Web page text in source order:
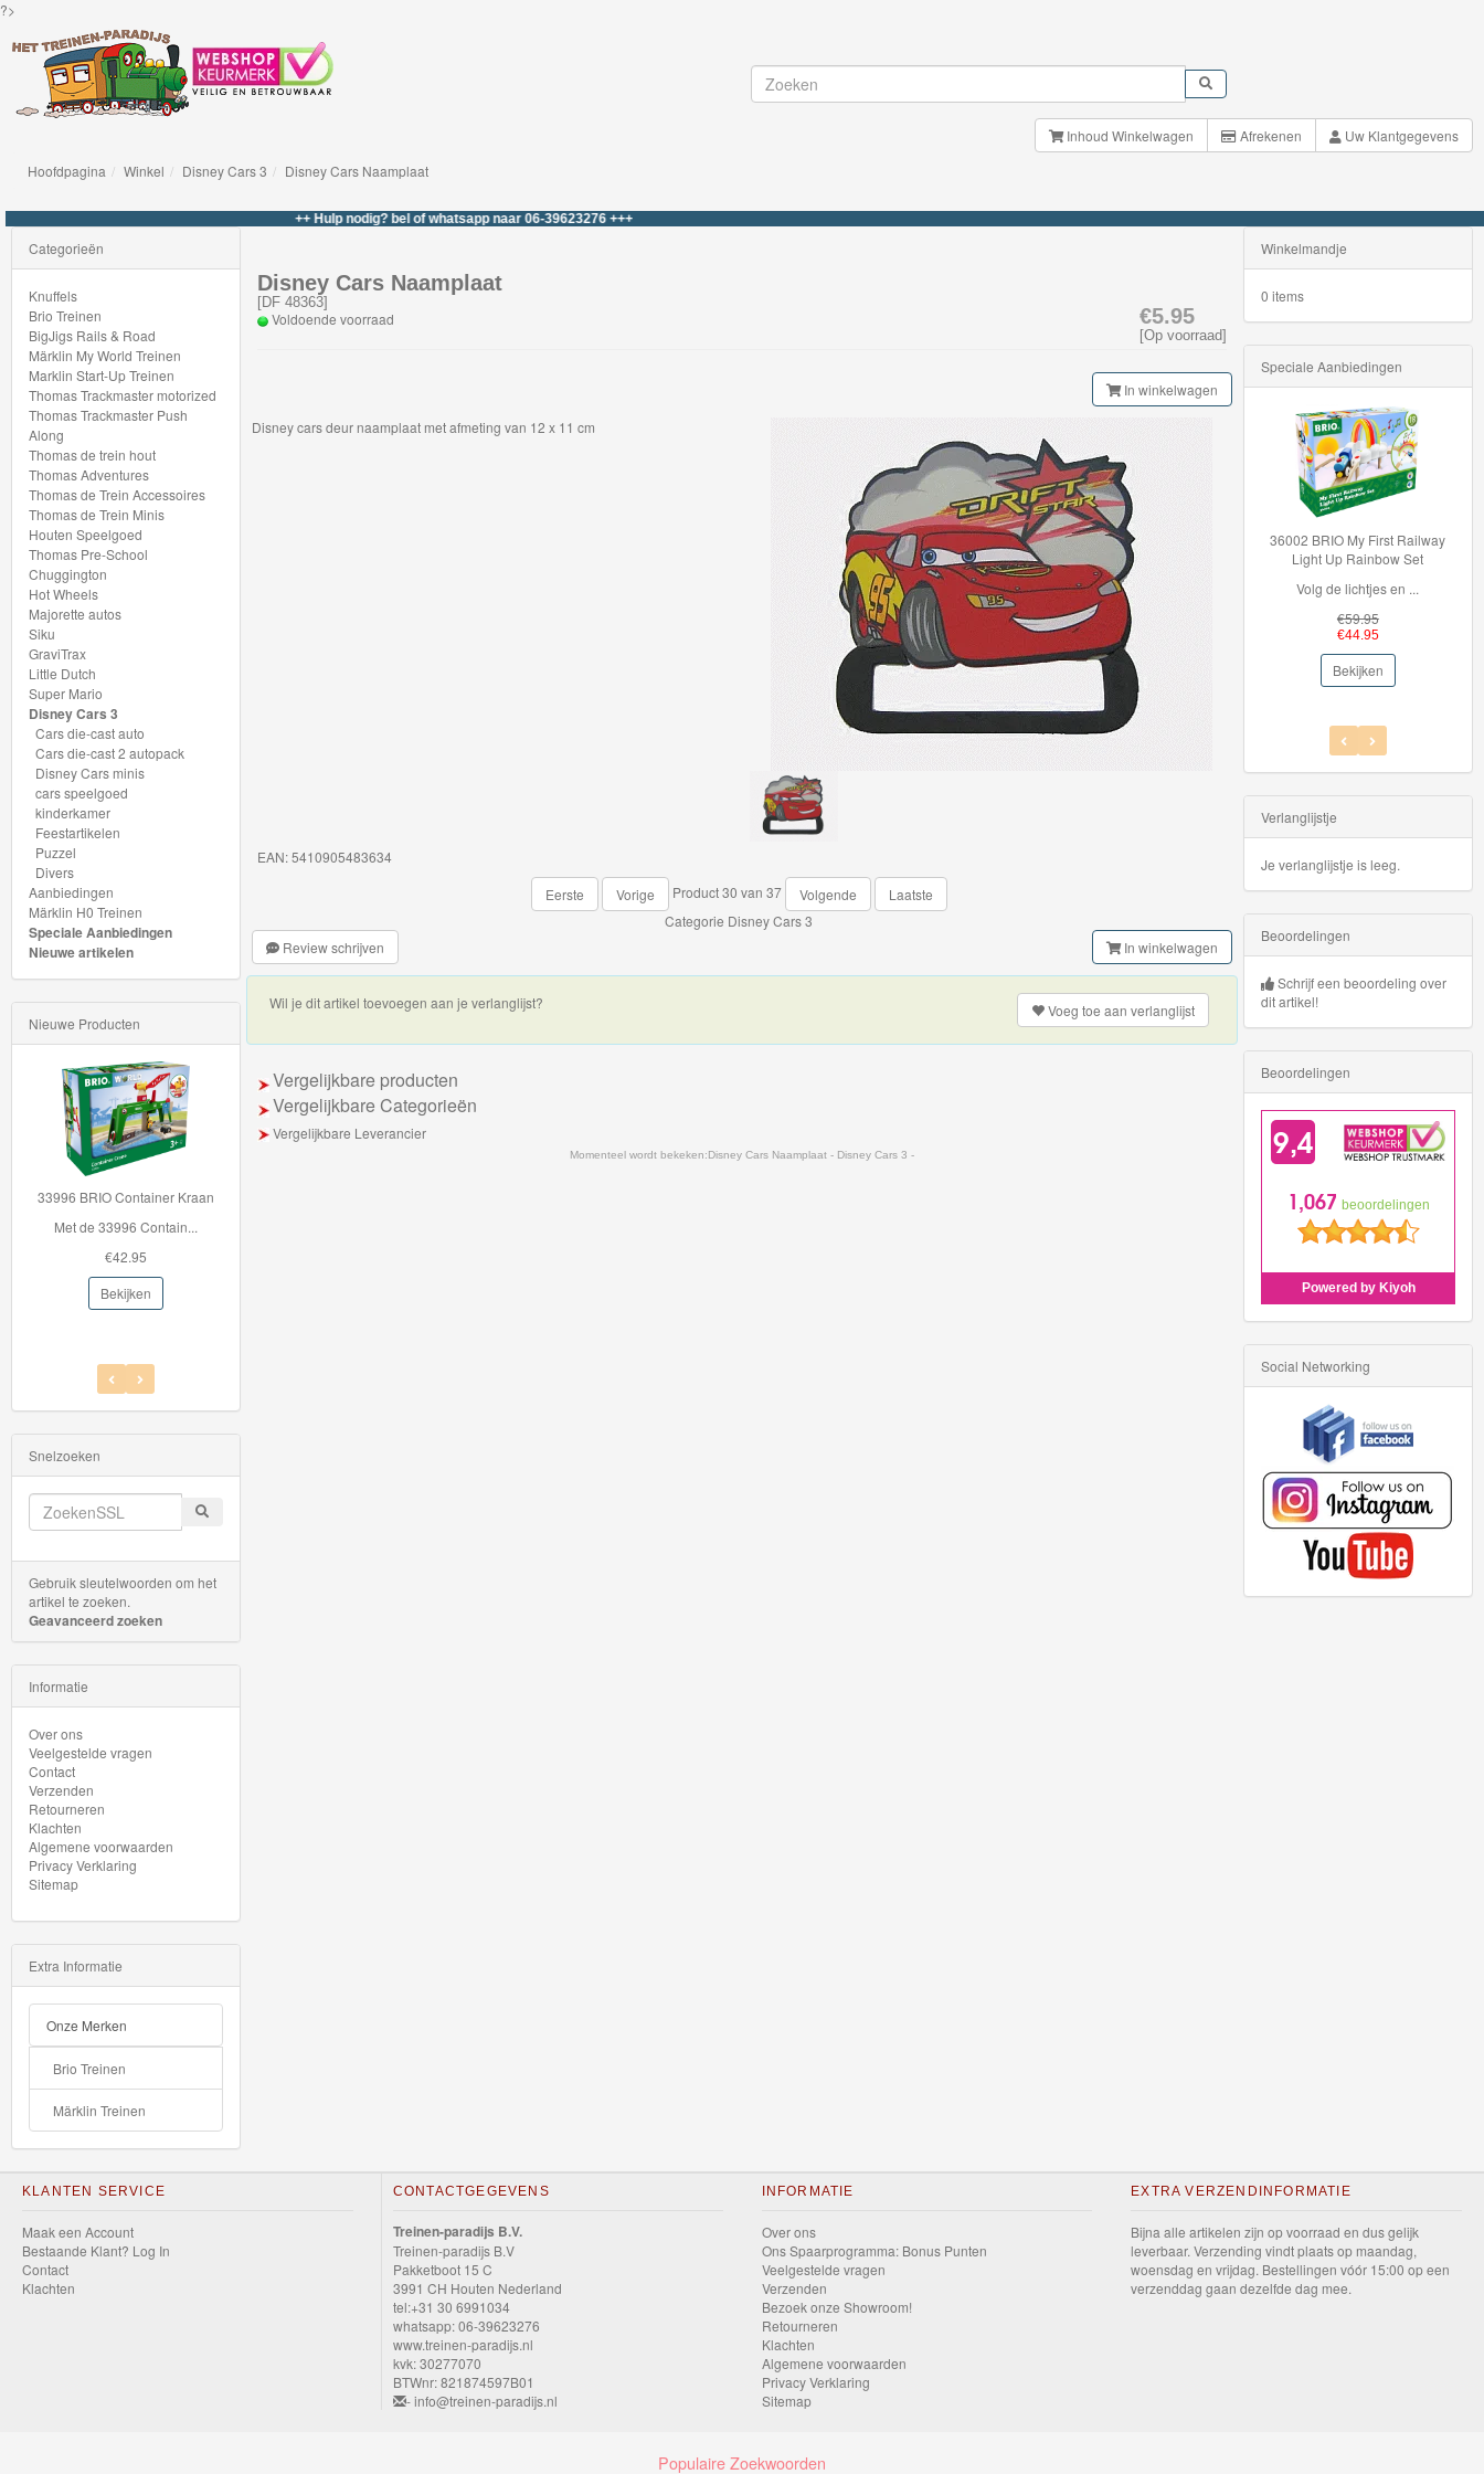
?>
Brio
Treinen
BigJigs
Rails
&
Road
Märklin
My
World
Treinen
Marklin
Start-
Up
Treinen
Thomas
Trackmaster
motorized
Thomas
Trackmaster
Push
Along
Thomas
trein
hout
Thomas
Adventures
Thomas
Thomas
de
Trein
Minis
Speelgoed
Thomas
Pre-
School
Chuggington
Hot
Wheels
Majorette
Siku
GraviTrax
Little
Dutch
Super
Mario
Disney
Cars
3
Inhoud Winkelwagen Afrekenen
Uw Klantgegevens
Hoofdpagina
Winkel Disney Cars 3 Disney Cars Naamplaat
++ Hulp nodig? bel of whatsapp naar 06-39623276 +++
€5.95
[Op voorraad]
Disney Cars Naamplaat
[DF 48363]
Voldoende voorraad
In winkelwagen
Disney cars deur naamplaat met afmeting van 12 x 11 cm
EAN: 5410905483634
Eerste
Vorige Product 30 van 37 Volgende
Laatste
Categorie Disney Cars 3
Review schrijven
In winkelwagen
Wil je dit artikel toevoegen aan je verlanglijst? Voeg toe aan verlanglijst
Vergelijkbare producten
Vergelijkbare Categorieën
Vergelijkbare Leverancier
Momenteel wordt bekeken:Disney Cars Naamplaat - Disney Cars 3 -
Categorieën
Knuffels
Brio Treinen
BigJigs Rails & Road
Märklin My World Treinen
Marklin Start-Up Treinen
Thomas Trackmaster motorized
Thomas Trackmaster Push
Along
Thomas de trein hout
Thomas Adventures
Thomas de Trein Accessoires
Thomas de Trein Minis
Houten Speelgoed
Thomas Pre-School
Chuggington
Hot Wheels
Majorette autos
Siku
GraviTrax
Little Dutch
Super Mario
Disney Cars 3
Cars die-cast auto
Cars die-cast 2 autopack
Disney Cars minis
cars speelgoed
kinderkamer
Feestartikelen
Puzzel
Divers
Aanbiedingen
Märklin H0 Treinen
Speciale Aanbiedingen
Nieuwe artikelen
Nieuwe Producten
33996 BRIO Container Kraan
Met de 33996 Contain...
€42.95
Bekijken
Snelzoeken
Gebruik sleutelwoorden om het
artikel te zoeken.
Geavanceerd zoeken
Informatie
Over ons
Veelgestelde vragen
Contact
Verzenden
Retourneren
Klachten
Algemene voorwaarden
Privacy Verklaring
Sitemap
Extra Informatie
Onze Merken
Brio Treinen
Märklin Treinen
Winkelmandje
0 items
Speciale Aanbiedingen
36002 BRIO My First Railway
Light Up Rainbow Set
Volg de lichtjes en ...
€59.95
€44.95
Bekijken
Verlanglijstje
Je verlanglijstje is leeg.
Beoordelingen
Schrijf een beoordeling over
dit artikel!
Beoordelingen
Social Networking
KLANTEN SERVICE
Maak een Account
Bestaande Klant? Log In
Contact
Klachten
CONTACTGEGEVENS
Treinen-paradijs B.V.
Treinen-paradijs B.V
Pakketboot 15 C
3991 CH Houten Nederland
tel:+31 30 6991034
whatsapp: 06-39623276
www.treinen-paradijs.nl
kvk: 30277070
BTWnr: 821874597B01
- info@treinen-paradijs.nl
INFORMATIE
Over ons
Ons Spaarprogramma: Bonus Punten
Veelgestelde vragen
Verzenden
Bezoek onze Showroom!
Retourneren
Klachten
Algemene voorwaarden
Privacy Verklaring
Sitemap
EXTRA VERZENDINFORMATIE
Bijna alle artikelen zijn op voorraad en dus gelijk
leverbaar. Verzending vindt plaats op maandag,
woensdag en vrijdag. Bestellingen vóór 15:00 op een
verzenddag gaan dezelfde dag mee.
Populaire Zoekwoorden